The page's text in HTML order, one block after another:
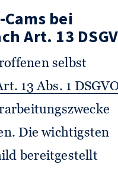
bei
Art. 13
selbst
13 Abs. 1
Die wichtigsten
bereitgestellt